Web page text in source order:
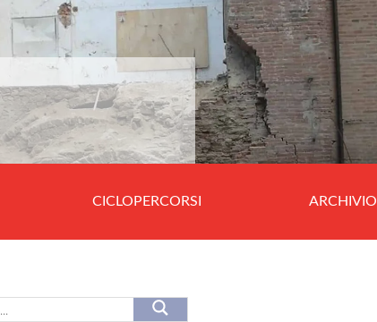
CICLOPERCORSI ARCHIVIO